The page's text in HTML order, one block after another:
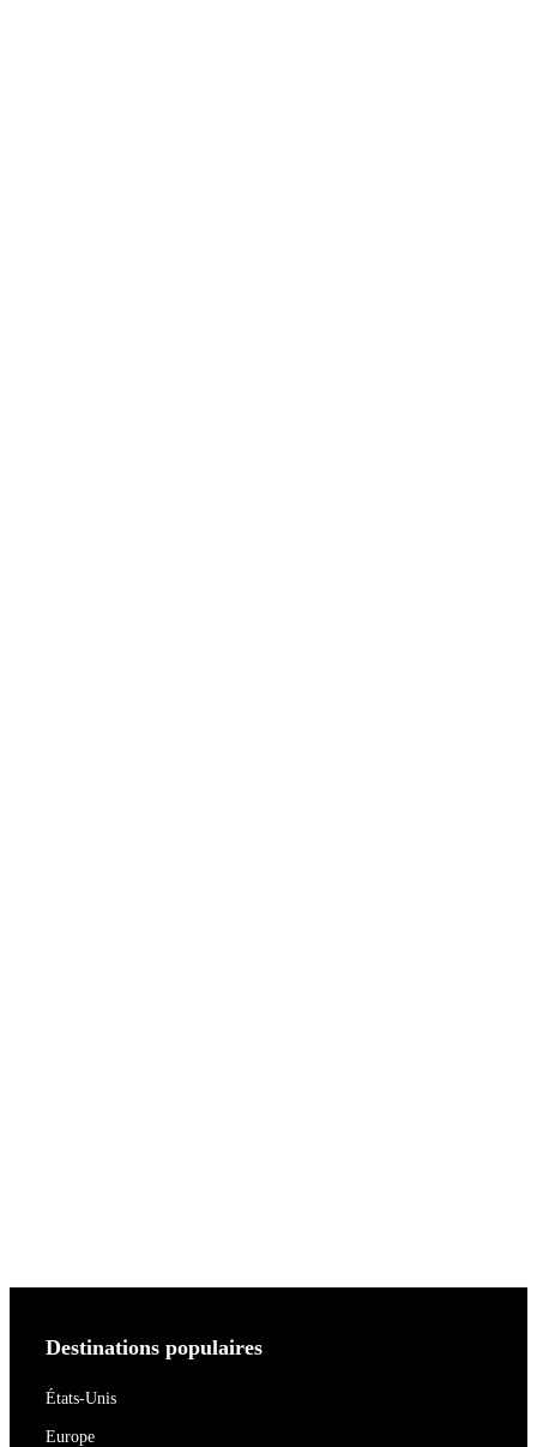
Destinations populaires
États-Unis
Europe